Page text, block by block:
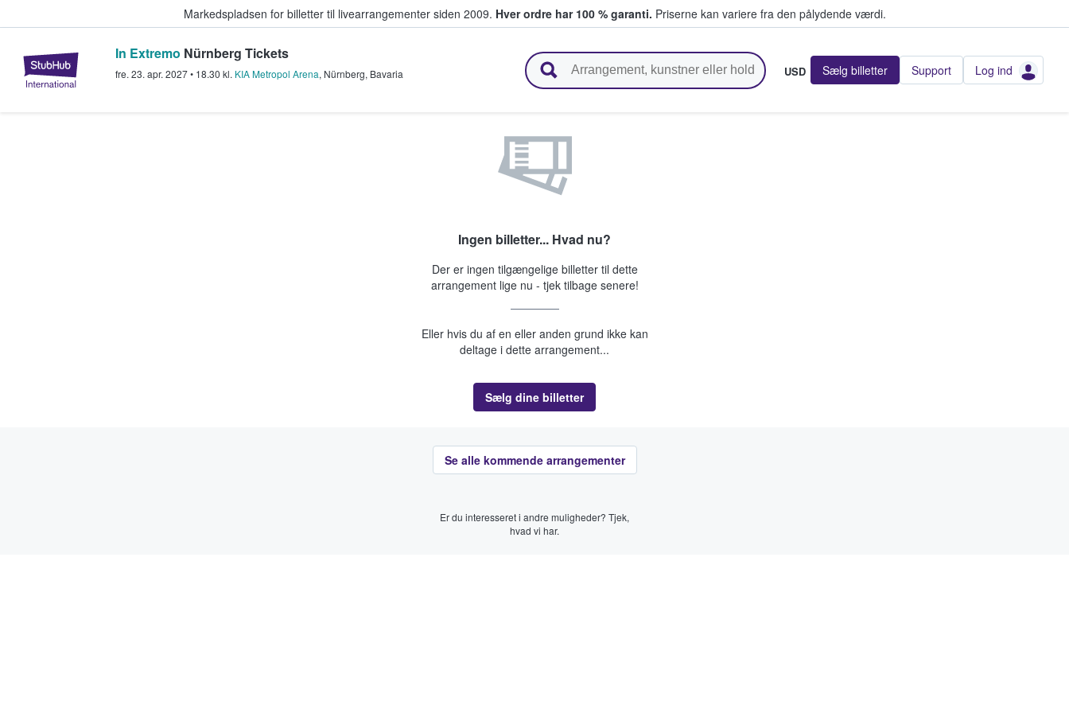
Markedspladsen for billetter til livearrangementer siden 2009. Hver ordre har 100 % garanti. Priserne kan variere fra den pålydende værdi.
StubHub - Hvor fans køber og sælger billetter
In Extremo Nürnberg Tickets
fre. 23. apr. 2027• 18.30 kl. KIA Metropol Arena, Nürnberg, Bavaria USD Sælg billetter Support Log ind
Ingen billetter... Hvad nu?
Der er ingen tilgængelige billetter til dette
arrangement lige nu - tjek tilbage senere!
Eller hvis du af en eller anden grund ikke kan
deltage i dette arrangement...
Sælg dine billetter
Se alle kommende arrangementer
Er du interesseret i andre muligheder? Tjek,
hvad vi har.